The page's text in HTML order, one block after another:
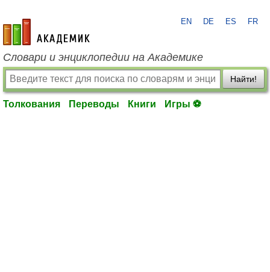
academic.ru
EN DE ES FR
Словари и энциклопедии на Академике
Найти!
Толкования Переводы Книги Игры ⚽